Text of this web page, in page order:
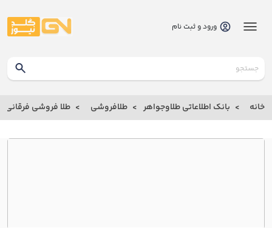
بانک
بانک
اطلاعاتی
ورود و ثبت نام
خانه بانک اطلاعاتی طلاوجواهر طلافروشی طلا فروشی فرقاني